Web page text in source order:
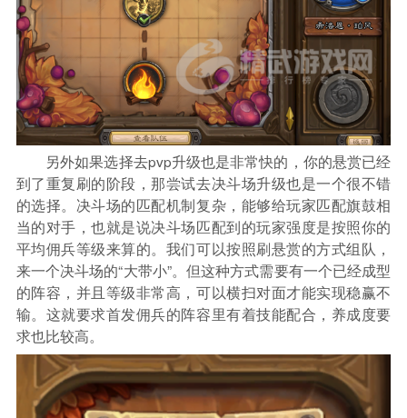
另外如果选择去pvp升级也是非常快的，你的悬赏已经
到了重复刷的阶段，那尝试去决斗场升级也是一个很不错
的选择。决斗场的匹配机制复杂，能够给玩家匹配旗鼓相
当的对手，也就是说决斗场匹配到的玩家强度是按照你的
平均佣兵等级来算的。我们可以按照刷悬赏的方式组队，
来一个决斗场的“大带小”。但这种方式需要有一个已经成型
的阵容，并且等级非常高，可以横扫对面才能实现稳赢不
输。这就要求首发佣兵的阵容里有着技能配合，养成度要
求也比较高。